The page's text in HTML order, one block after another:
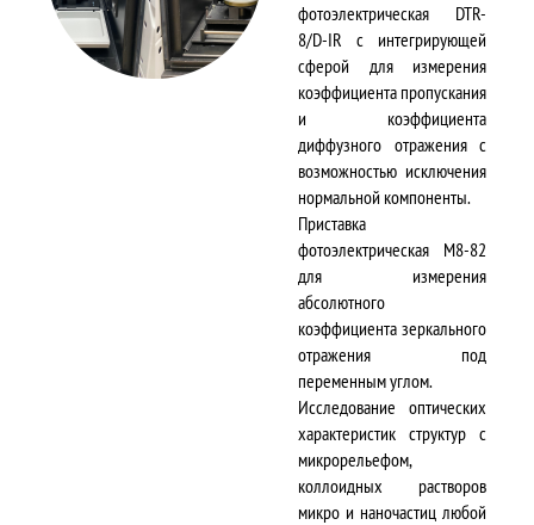
фотоэлектрическая DTR-
8/D-IR с интегрирующей
сферой для измерения
коэффициента пропускания
и коэффициента
диффузного отражения с
возможностью исключения
нормальной компоненты.
Приставка
фотоэлектрическая М8-82
для измерения
абсолютного
коэффициента зеркального
отражения под
переменным углом.
Исследование оптических
характеристик структур с
микрорельефом,
коллоидных растворов
микро и наночастиц любой